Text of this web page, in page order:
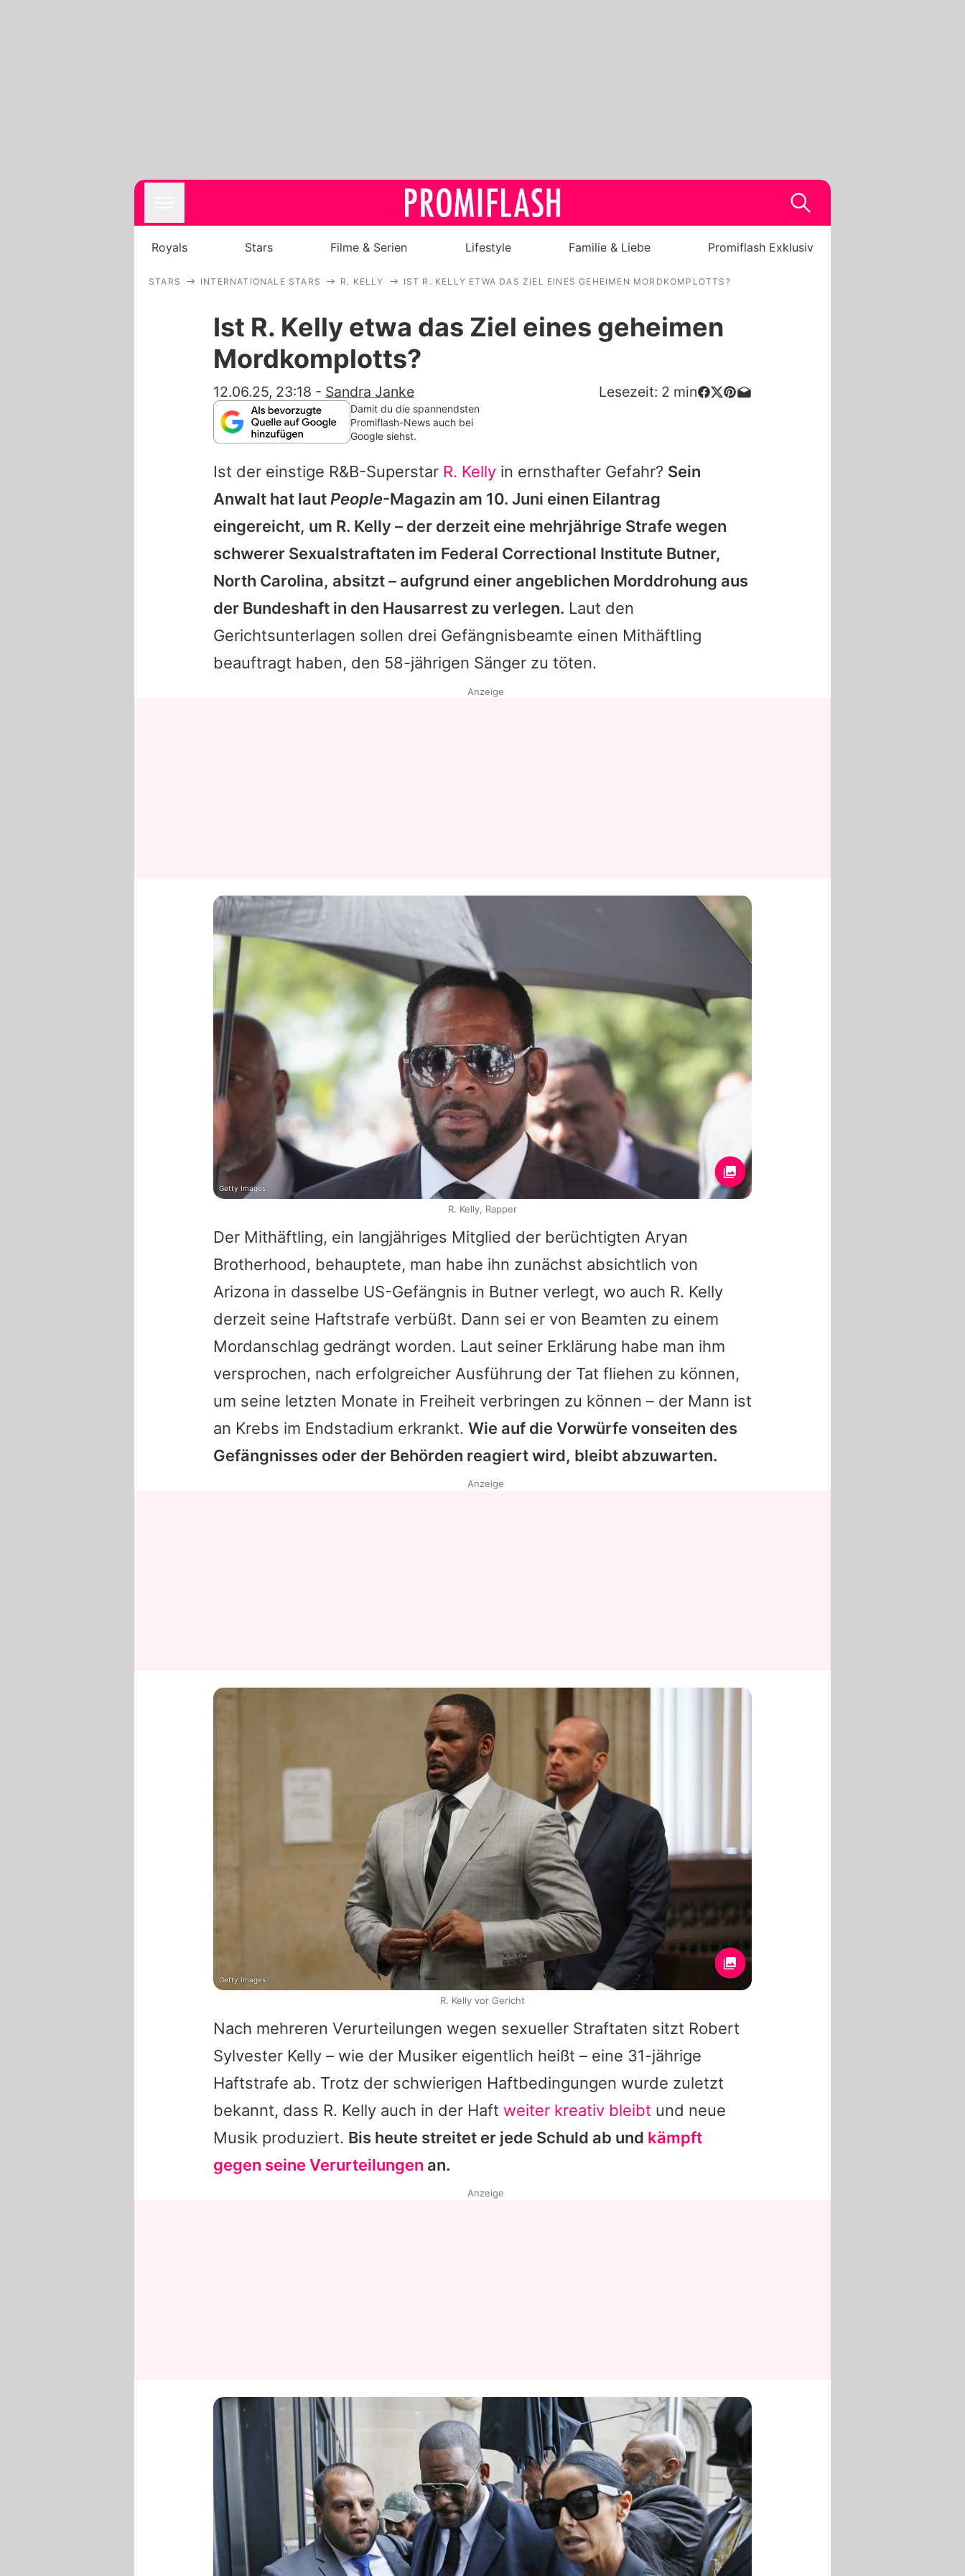
Royals
Stars
Familie & Liebe
Alle Themen auf Promiflash
App runterladen
Team
Redaktionelle Richtlinien
Impressum
Datenschutzerklärung
Nutzungsbedingungen
Royals Stars Filme & Serien Lifestyle Familie & Liebe Promiflash Exklusiv
STARS INTERNATIONALE STARS R. KELLY IST R. KELLY ETWA DAS ZIEL EINES GEHEIMEN MORDKOMPLOTTS?
Ist R. Kelly etwa das Ziel eines geheimen
Mordkomplotts?
12.06.25, 23:18 - Sandra Janke Lesezeit: 2 min
Damit du die spannendsten
Promiflash-News auch bei
Google siehst.
Ist der einstige R&B-Superstar R. Kelly in ernsthafter Gefahr? Sein
Anwalt hat lautPeople-Magazin am 10. Juni einen Eilantrag
eingereicht, um R. Kelly – der derzeit eine mehrjährige Strafe wegen
schwerer Sexualstraftaten im Federal Correctional Institute Butner,
North Carolina, absitzt – aufgrund einer angeblichen Morddrohung aus
der Bundeshaft in den Hausarrest zu verlegen. Laut den
Gerichtsunterlagen sollen drei Gefängnisbeamte einen Mithäftling
beauftragt haben, den 58-jährigen Sänger zu töten.
Der Mithäftling, ein langjähriges Mitglied der berüchtigten Aryan
Brotherhood, behauptete, man habe ihn zunächst absichtlich von
Arizona in dasselbe US-Gefängnis in Butner verlegt, wo auch R. Kelly
derzeit seine Haftstrafe verbüßt. Dann sei er von Beamten zu einem
Mordanschlag gedrängt worden. Laut seiner Erklärung habe man ihm
versprochen, nach erfolgreicher Ausführung der Tat fliehen zu können,
um seine letzten Monate in Freiheit verbringen zu können – der Mann ist
an Krebs im Endstadium erkrankt. Wie auf die Vorwürfe vonseiten des
Gefängnisses oder der Behörden reagiert wird, bleibt abzuwarten.
Nach mehreren Verurteilungen wegen sexueller Straftaten sitzt Robert
Sylvester Kelly – wie der Musiker eigentlich heißt – eine 31-jährige
Haftstrafe ab. Trotz der schwierigen Haftbedingungen wurde zuletzt
bekannt, dass R. Kelly auch in der Haft weiter kreativ bleibt und neue
Musik produziert. Bis heute streitet er jede Schuld ab und kämpft
gegen seine Verurteilungen an.
Anzeige
Getty Images
R. Kelly, Rapper
Anzeige
Getty Images
R. Kelly vor Gericht
Anzeige